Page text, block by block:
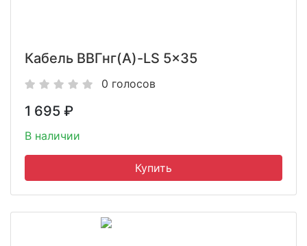
Кабель ВВГнг(A)-LS 5x35
0 голосов
1 695 ₽
В наличии